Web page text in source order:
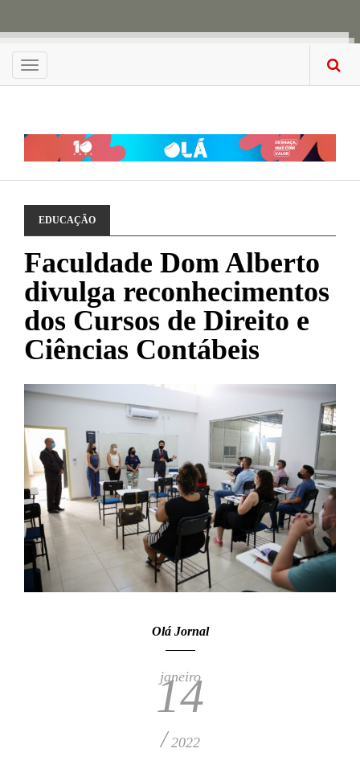
Menu
EDUCAÇÃO
Faculdade Dom Alberto
divulga reconhecimentos
dos Cursos de Direito e
Ciências Contábeis
Olá Jornal
janeiro
14
/ 2022